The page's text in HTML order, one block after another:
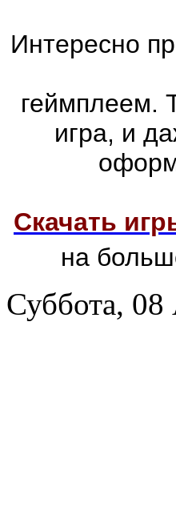
Интересно
геймплеем.
игра, и
Скачать
на
Суббота, 08